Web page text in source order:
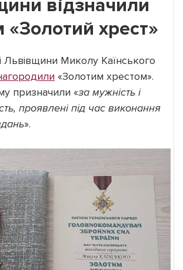
відзначили
«Золотий хрест»
Львівщини Миколу Каїнського
«Золотим хрестом».
призначили «за мужність і
проявлені під час виконання
».